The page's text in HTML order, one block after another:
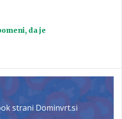
da je
strani Dominvrt.si